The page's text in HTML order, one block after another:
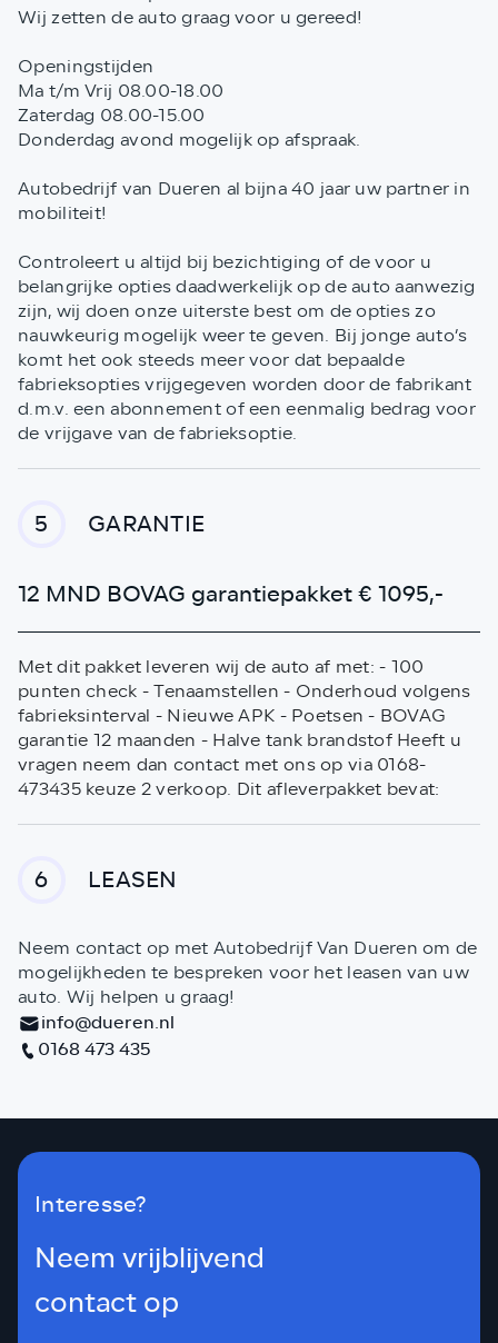
Wij zetten de auto graag voor u gereed!
Openingstijden
Ma t/m Vrij 08.00-18.00
Zaterdag 08.00-15.00
Donderdag avond mogelijk op afspraak.
Autobedrijf van Dueren al bijna 40 jaar uw partner in
mobiliteit!
Controleert u altijd bij bezichtiging of de voor u
belangrijke opties daadwerkelijk op de auto aanwezig
zijn, wij doen onze uiterste best om de opties zo
nauwkeurig mogelijk weer te geven. Bij jonge auto’s
komt het ook steeds meer voor dat bepaalde
fabrieksopties vrijgegeven worden door de fabrikant
d.m.v. een abonnement of een eenmalig bedrag voor
de vrijgave van de fabrieksoptie.
5 GARANTIE
12 MND BOVAG garantiepakket € 1095,-
Met dit pakket leveren wij de auto af met: - 100
punten check - Tenaamstellen - Onderhoud volgens
fabrieksinterval - Nieuwe APK - Poetsen - BOVAG
garantie 12 maanden - Halve tank brandstof Heeft u
vragen neem dan contact met ons op via 0168-
473435 keuze 2 verkoop. Dit afleverpakket bevat:
6 LEASEN
Neem contact op met Autobedrijf Van Dueren om de
mogelijkheden te bespreken voor het leasen van uw
auto. Wij helpen u graag!
info@dueren.nl
0168 473 435
Interesse?
Neem vrijblijvend
contact op